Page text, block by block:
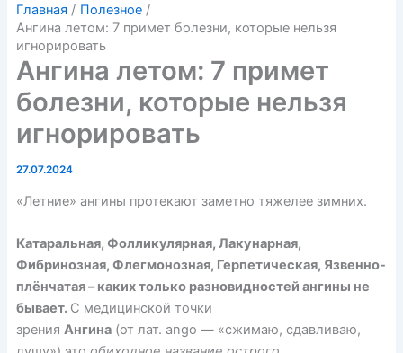
Главная
Полезное
Ангина летом: 7 примет болезни, которые нельзя
игнорировать
Ангина летом: 7 примет
болезни, которые нельзя
игнорировать
27.07.2024
«Летние» ангины протекают заметно тяжелее зимних.
Катаральная, Фолликулярная, Лакунарная,
Фибринозная, Флегмонозная, Герпетическая, Язвенно-
плёнчатая – каких только разновидностей ангины не
бывает. С медицинской точки
зрения Ангина(от лат. ango — «сжимаю, сдавливаю,